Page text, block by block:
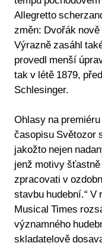
Allegretto
změn: Dvořák
Výrazně zasáhl
provedl menší
tak v létě 1879,
Schlesinger.
Ohlasy na
časopisu Světozor
jakožto nejen
jenž motivy
zpracovati v
stavbu hudební.“ V
Musical Times
významného
skladatelově